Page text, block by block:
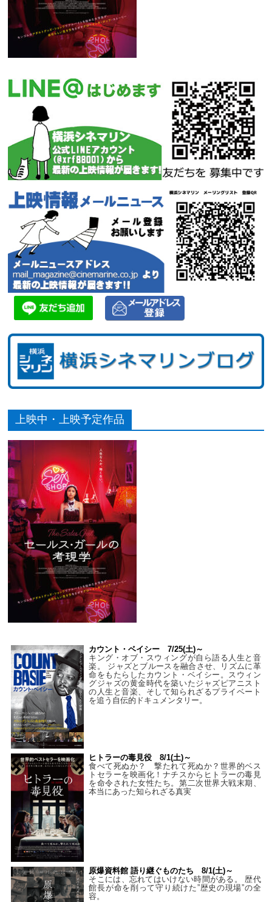
上映中・上映予定作品
カウント・ベイシー 7/25(土)～
キング・オブ・スウィングが自ら語る人生と音
楽。 ジャズとブルースを融合させ、リズムに革
命をもたらしたカウント・ベイシー。スウィン
グジャズの黄金時代を築いたジャズピアニスト
の人生と音楽、そして知られざるプライベート
を追う自伝的ドキュメンタリー。
ヒトラーの毒見役 8/1(土)～
食べて死ぬか？ 撃たれて死ぬか？世界的ベス
トセラーを映画化！ナチスからヒトラーの毒見
を命令された女性たち。第二次世界大戦末期、
本当にあった知られざる真実
原爆資料館 語り継ぐものたち 8/1(土)～
そこには、忘れてはいけない時間がある。 歴代
館長が命を削って守り続けた”歴史の現場”の全
容。